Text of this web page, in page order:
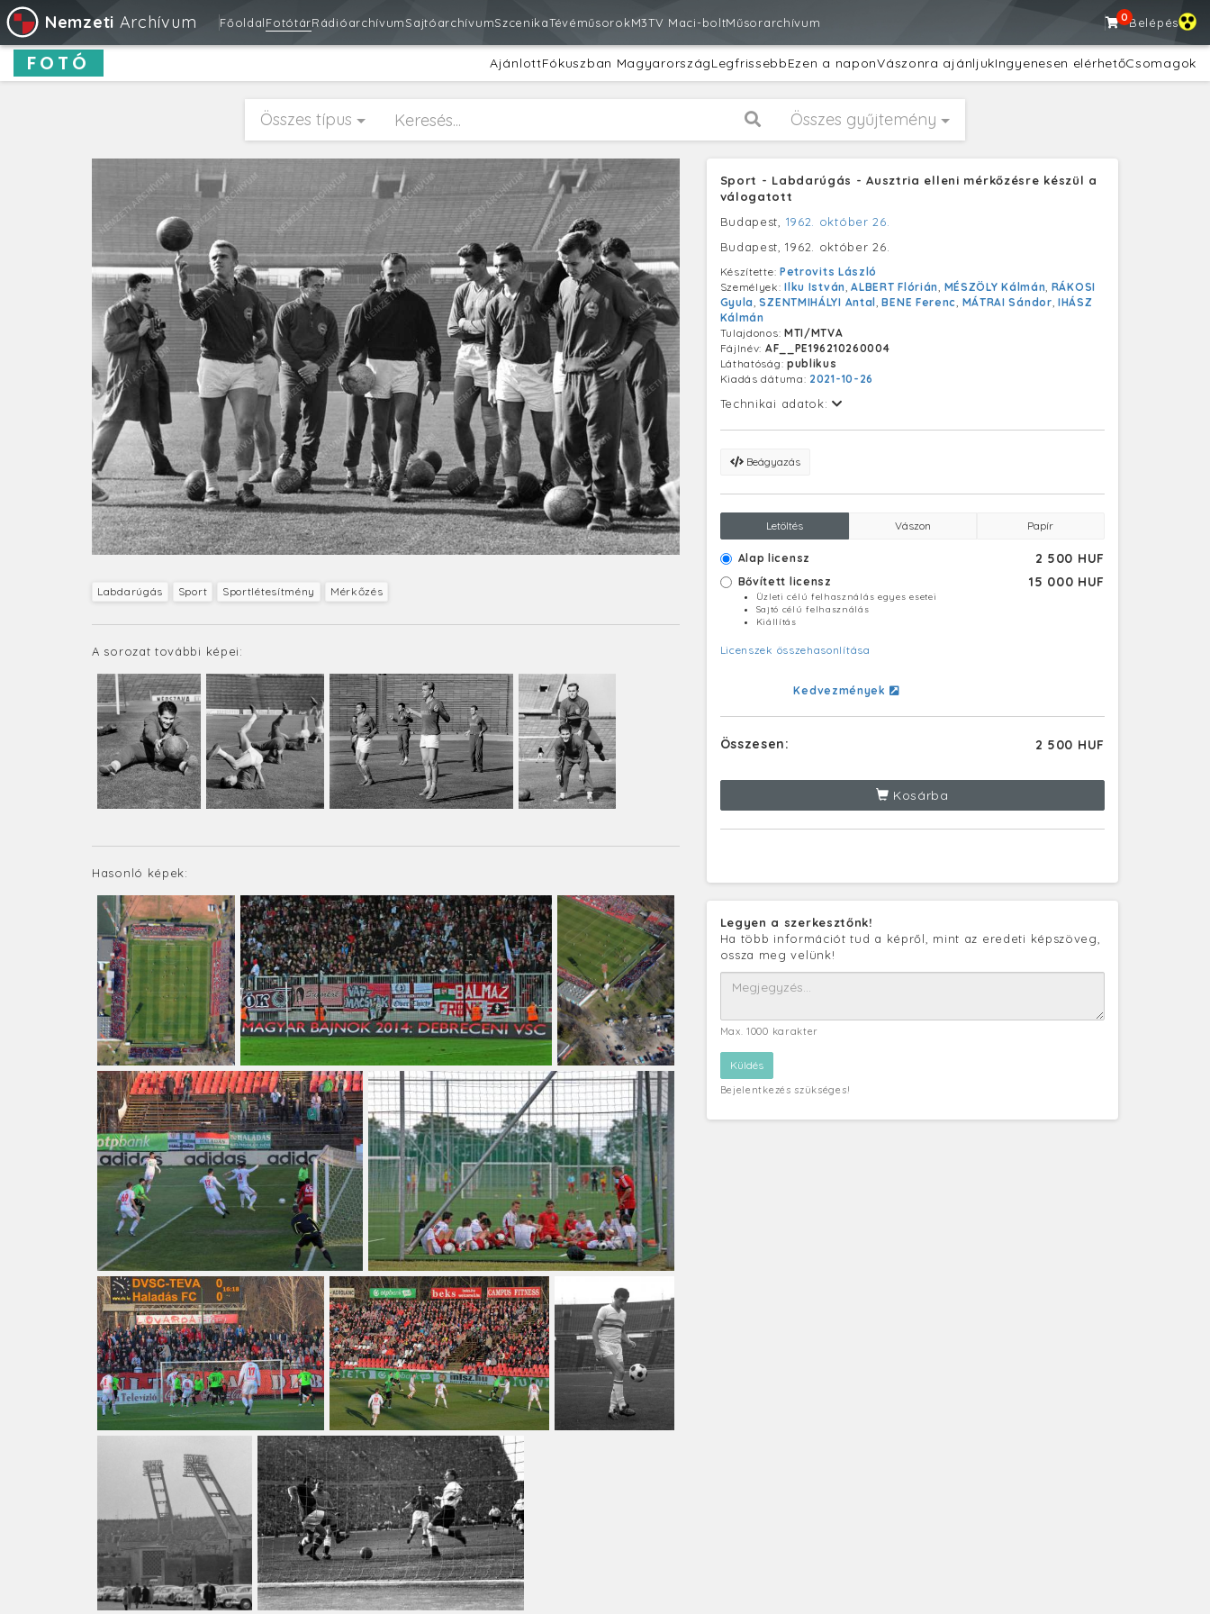
Nemzeti Archívum FőoldalFotótárRádióarchívumSajtóarchívumSzcenikaTévéműsorokM3TV Maci-boltMűsorarchívum 0Belépés
FOTÓ AjánlottFókuszban MagyarországLegfrissebbEzen a naponVászonra ajánljukIngyenesen elérhetőCsomagok
Összes típus Összes gyűjtemény
Labdarúgás Sport Sportlétesítmény Mérkőzés
A sorozat további képei:
Hasonló képek:
Sport - Labdarúgás - Ausztria elleni mérkőzésre készül a
válogatott
Budapest, 1962. október 26.
Budapest, 1962. október 26.
Készítette: Petrovits László
Személyek:Ilku István,ALBERT Flórián, MÉSZÖLY Kálmán, RÁKOSI
Gyula,SZENTMIHÁLYI Antal,BENE Ferenc, MÁTRAI Sándor,IHÁSZ
Kálmán
Tulajdonos: MTI/MTVA
Fájlnév: AF__PE196210260004
Láthatóság: publikus
Kiadás dátuma: 2021-10-26
Technikai adatok:
Beágyazás
Letöltés Vászon Papír
Alap licensz 2 500 HUF
Bővített licensz 15 000 HUF
Üzleti célú felhasználás egyes esetei
Sajtó célú felhasználás
Kiállítás
Licenszek összehasonlítása
Kedvezmények
Összesen: 2 500 HUF
Kosárba
Legyen a szerkesztőnk!
Ha több információt tud a képről, mint az eredeti képszöveg,
ossza meg velünk!
Max. 1000 karakter
Bejelentkezés szükséges!